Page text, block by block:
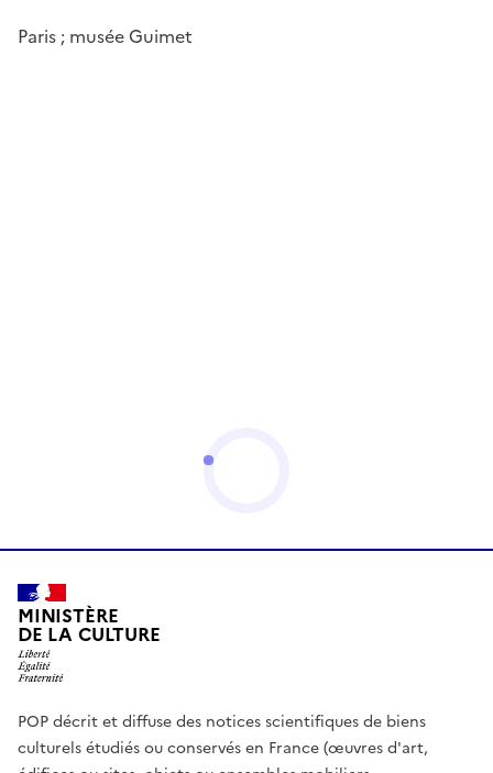
Paris ; musée Guimet
MINISTÈRE
DE LA CULTURE
POP décrit et diffuse des notices scientifiques de biens
culturels étudiés ou conservés en France (œuvres d'art,